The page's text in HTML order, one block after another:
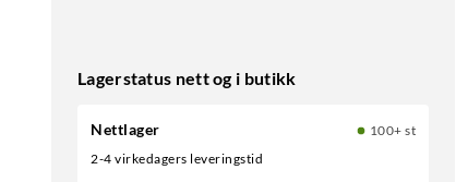
Lagerstatus nett og i butikk
Nettlager
100+ st
2-4 virkedagers leveringstid